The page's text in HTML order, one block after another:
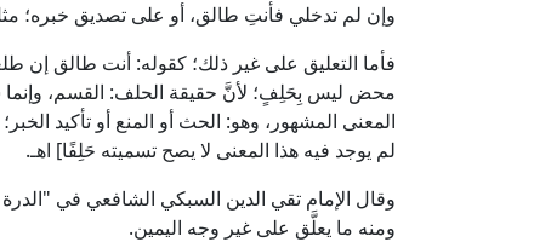
وإن لم تدخلي فأنتِ طالق، أو على تصديق خبره؛
فأما التعليق على غير ذلك؛ كقوله: أنت طالق
محض ليس بِحَلِفٍ؛ لأنَّ حقيقة الحلف: القسم،
المعنى المشهور، وهو: الحث أو المنع أو تأكيد
لم يوجد فيه هذا المعنى لا يصح تسميته حَلِفًا] اهـ.
ومنه ما يعلَّق على غير وجه اليمين.